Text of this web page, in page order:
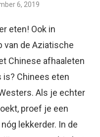
6, 2019
eten! Ook in
van de Aziatische
Chinese afhaaleten
is? Chinees eten
Als je echter
proef je een
lekkerder. In de